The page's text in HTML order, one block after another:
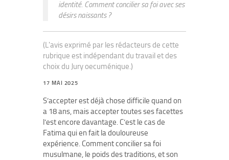
identité. Comment concilier sa foi avec ses
désirs naissants ?
(L'avis exprimé par les rédacteurs de cette
rubrique est indépendant du travail et des
choix du Jury oecuménique.)
17 MAI 2025
S’accepter est déjà chose difficile quand on
a 18 ans, mais accepter toutes ses facettes
l’est encore davantage. C’est le cas de
Fatima qui en fait la douloureuse
expérience. Comment concilier sa foi
musulmane, le poids des traditions, et son